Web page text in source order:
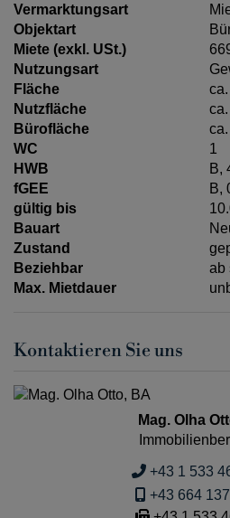
Vermarktungsart
Objektart
Miete (exkl. USt.)
Nutzungsart
Fläche
Nutzfläche
Bürofläche
WC
1
HWB
B,
fGEE
B,
gültig bis
Bauart
Zustand
Beziehbar
ab
Max. Mietdauer
Kontaktieren Sie uns
Mag. Olha
+43 1 533
+43 664